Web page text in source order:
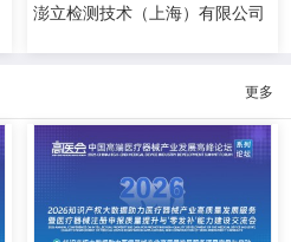
澎立检测技术（上海）有限公司
更多